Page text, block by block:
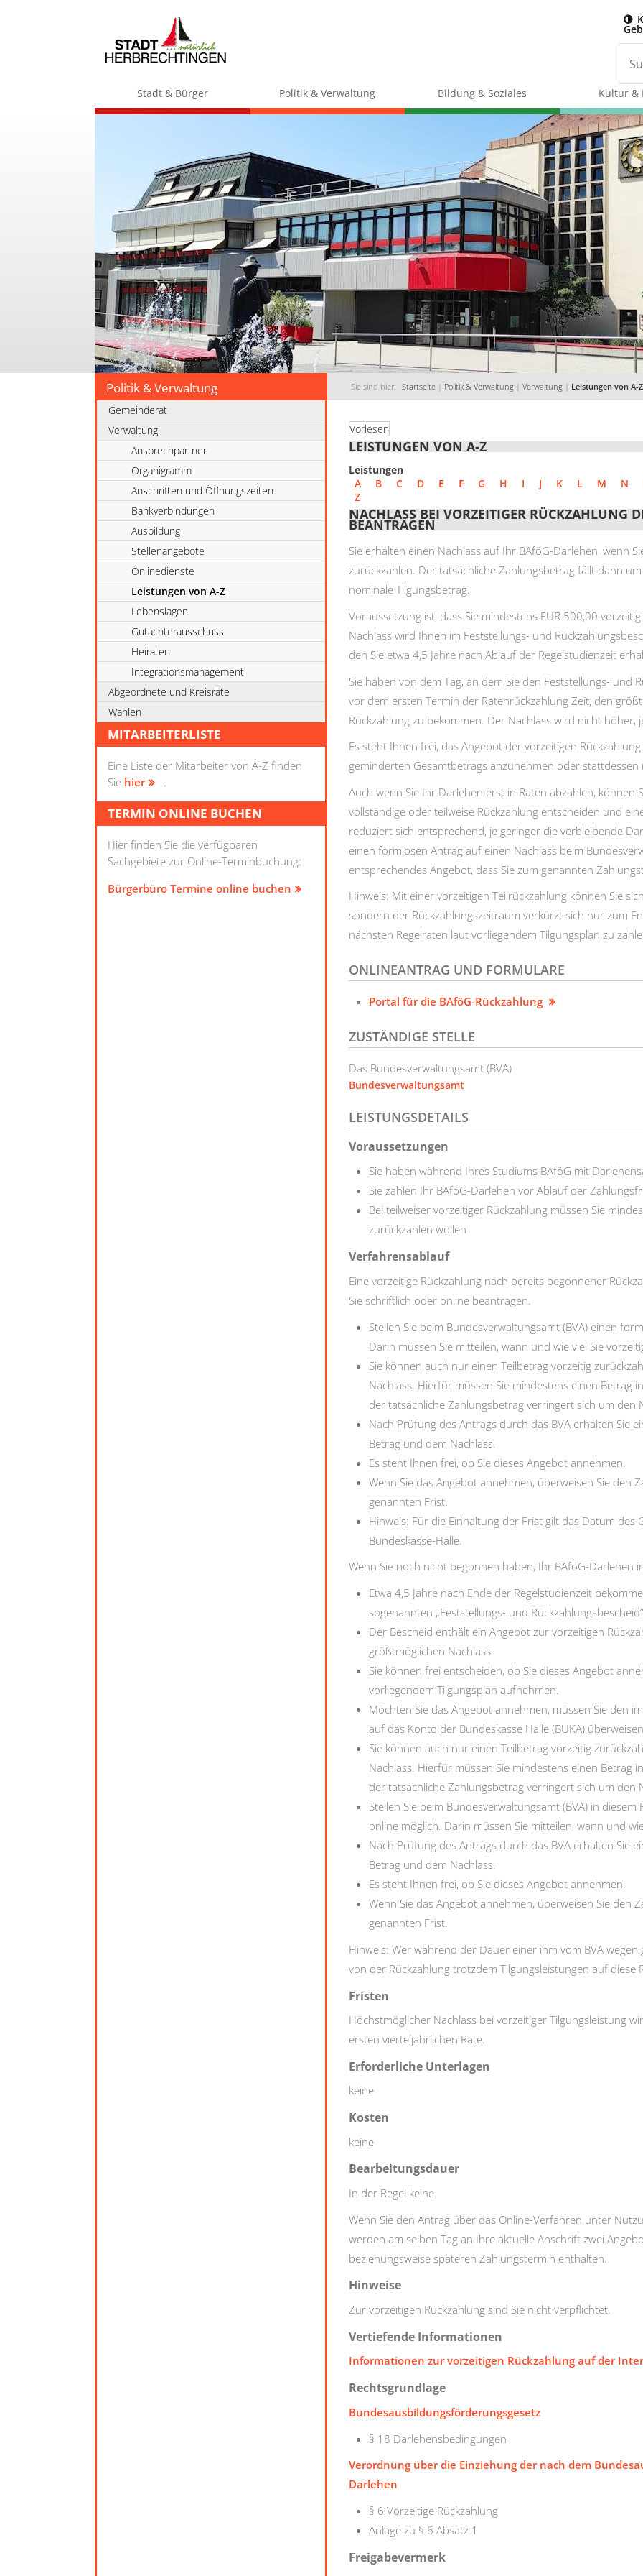
Stadt & Bürger Politik & Verwaltung Bildung & Soziales Kultur &
Politik & Verwaltung Sie sind hier: Startseite | Politik & Verwaltung | Verwaltung | Leistungen von A-Z
Gemeinderat
Verwaltung
Ansprechpartner
Organigramm
Anschriften und Öffnungszeiten
Bankverbindungen
Ausbildung
Stellenangebote
Onlinedienste
Leistungen von A-Z
Lebenslagen
Gutachterausschuss
Heiraten
Integrationsmanagement
Abgeordnete und Kreisräte
Wahlen
MITARBEITERLISTE
Eine Liste der Mitarbeiter von A-Z finden
Sie hier .
TERMIN ONLINE BUCHEN
Hier finden Sie die verfügbaren
Sachgebiete zur Online-Terminbuchung:
Bürgerbüro Termine online buchen
Vorlesen
LEISTUNGEN VON A-Z
Leistungen
A
B C D E F G H I J K L M N
Z
NACHLASS BEI VORZEITIGER RÜCKZAHLUNG
BEANTRAGEN
Sie erhalten einen Nachlass auf Ihr BAföG-Darlehen, wenn
zurückzahlen. Der tatsächliche Zahlungsbetrag fällt dann um
nominale Tilgungsbetrag.
Voraussetzung ist, dass Sie mindestens EUR 500,00
Nachlass wird Ihnen im Feststellungs- und
den Sie etwa 4,5 Jahre nach Ablauf der Regelstudienzeit
Sie haben von dem Tag, an dem Sie den Feststellungs- und
vor dem ersten Termin der Ratenrückzahlung Zeit, den
Rückzahlung zu bekommen. Der Nachlass wird nicht
Es steht Ihnen frei, das Angebot der vorzeitigen
geminderten Gesamtbetrags anzunehmen oder stattdessen
Auch wenn Sie Ihr Darlehen erst in Raten abzahlen, können
vollständige oder teilweise Rückzahlung entscheiden und
reduziert sich entsprechend, je geringer die verbleibende
einen formlosen Antrag auf einen Nachlass beim
entsprechendes Angebot, dass Sie zum genannten
Hinweis: Mit einer vorzeitigen Teilrückzahlung können Sie
sondern der Rückzahlungszeitraum verkürzt sich nur zum
nächsten Regelraten laut vorliegendem Tilgungsplan zu
ONLINEANTRAG UND FORMULARE
Portal für die BAföG-Rückzahlung
ZUSTÄNDIGE STELLE
Das Bundesverwaltungsamt (BVA)
Bundesverwaltungsamt
LEISTUNGSDETAILS
Voraussetzungen
Sie haben während Ihres Studiums BAföG mit
Sie zahlen Ihr BAföG-Darlehen vor Ablauf der
Bei teilweiser vorzeitiger Rückzahlung müssen Sie
zurückzahlen wollen
Verfahrensablauf
Eine vorzeitige Rückzahlung nach bereits begonnener
Sie schriftlich oder online beantragen.
Stellen Sie beim Bundesverwaltungsamt (BVA) einen
Darin müssen Sie mitteilen, wann und wie viel Sie
Sie können auch nur einen Teilbetrag vorzeitig
Nachlass. Hierfür müssen Sie mindestens einen Betrag
der tatsächliche Zahlungsbetrag verringert sich um den
Nach Prüfung des Antrags durch das BVA erhalten Sie
Betrag und dem Nachlass.
Es steht Ihnen frei, ob Sie dieses Angebot annehmen.
Wenn Sie das Angebot annehmen, überweisen Sie den
genannten Frist.
Hinweis: Für die Einhaltung der Frist gilt das Datum des
Bundeskasse-Halle.
Wenn Sie noch nicht begonnen haben, Ihr BAföG-Darlehen in
Etwa 4,5 Jahre nach Ende der Regelstudienzeit
sogenannten „Feststellungs- und
Der Bescheid enthält ein Angebot zur vorzeitigen
größtmöglichen Nachlass.
Sie können frei entscheiden, ob Sie dieses Angebot
vorliegendem Tilgungsplan aufnehmen.
Möchten Sie das Angebot annehmen, müssen Sie den
auf das Konto der Bundeskasse Halle (BUKA)
Sie können auch nur einen Teilbetrag vorzeitig
Nachlass. Hierfür müssen Sie mindestens einen Betrag
der tatsächliche Zahlungsbetrag verringert sich um den
Stellen Sie beim Bundesverwaltungsamt (BVA) in diesem
online möglich. Darin müssen Sie mitteilen, wann und
Nach Prüfung des Antrags durch das BVA erhalten Sie
Betrag und dem Nachlass.
Es steht Ihnen frei, ob Sie dieses Angebot annehmen.
Wenn Sie das Angebot annehmen, überweisen Sie den
genannten Frist.
Hinweis: Wer während der Dauer einer ihm vom BVA wegen
von der Rückzahlung trotzdem Tilgungsleistungen auf diese
Fristen
Höchstmöglicher Nachlass bei vorzeitiger Tilgungsleistung
ersten vierteljährlichen Rate.
Erforderliche Unterlagen
keine
Kosten
keine
Bearbeitungsdauer
In der Regel keine.
Wenn Sie den Antrag über das Online-Verfahren unter
werden am selben Tag an Ihre aktuelle Anschrift zwei
beziehungsweise späteren Zahlungstermin enthalten.
Hinweise
Zur vorzeitigen Rückzahlung sind Sie nicht verpflichtet.
Vertiefende Informationen
Informationen zur vorzeitigen Rückzahlung auf der
Rechtsgrundlage
Bundesausbildungsförderungsgesetz
§ 18 Darlehensbedingungen
Verordnung über die Einziehung der nach dem
Darlehen
§ 6 Vorzeitige Rückzahlung
Anlage zu § 6 Absatz 1
Freigabevermerk